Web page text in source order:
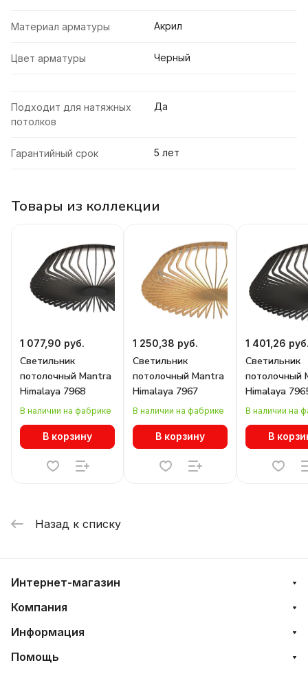
Материал арматуры Акрил
Цвет арматуры Черный
Подходит для натяжных
потолков
Да
Гарантийный срок 5 лет
Товары из коллекции
1 077,90 руб.
Светильник
потолочный Mantra
Himalaya 7968
В наличии на фабрике
В корзину
1 250,38 руб.
Светильник
потолочный Mantra
Himalaya 7967
В наличии на фабрике
В корзину
1 401,26
Светильник
потолочный
Himalaya
В наличии на
В
Назад к списку
Интернет-магазин
Компания
Информация
Помощь